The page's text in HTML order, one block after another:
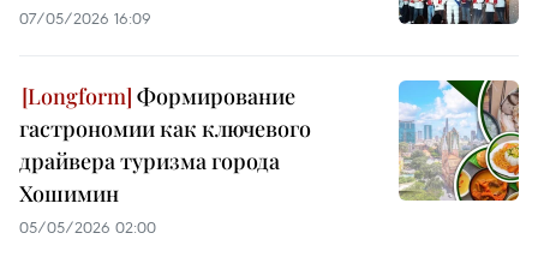
07/05/2026 16:09
Формирование
гастрономии как ключевого
драйвера туризма города
Хошимин
05/05/2026 02:00